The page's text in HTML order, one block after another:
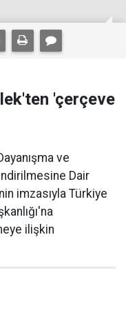
'çerçeve
ve
Dair
imzasıyla Türkiye
ilişkin